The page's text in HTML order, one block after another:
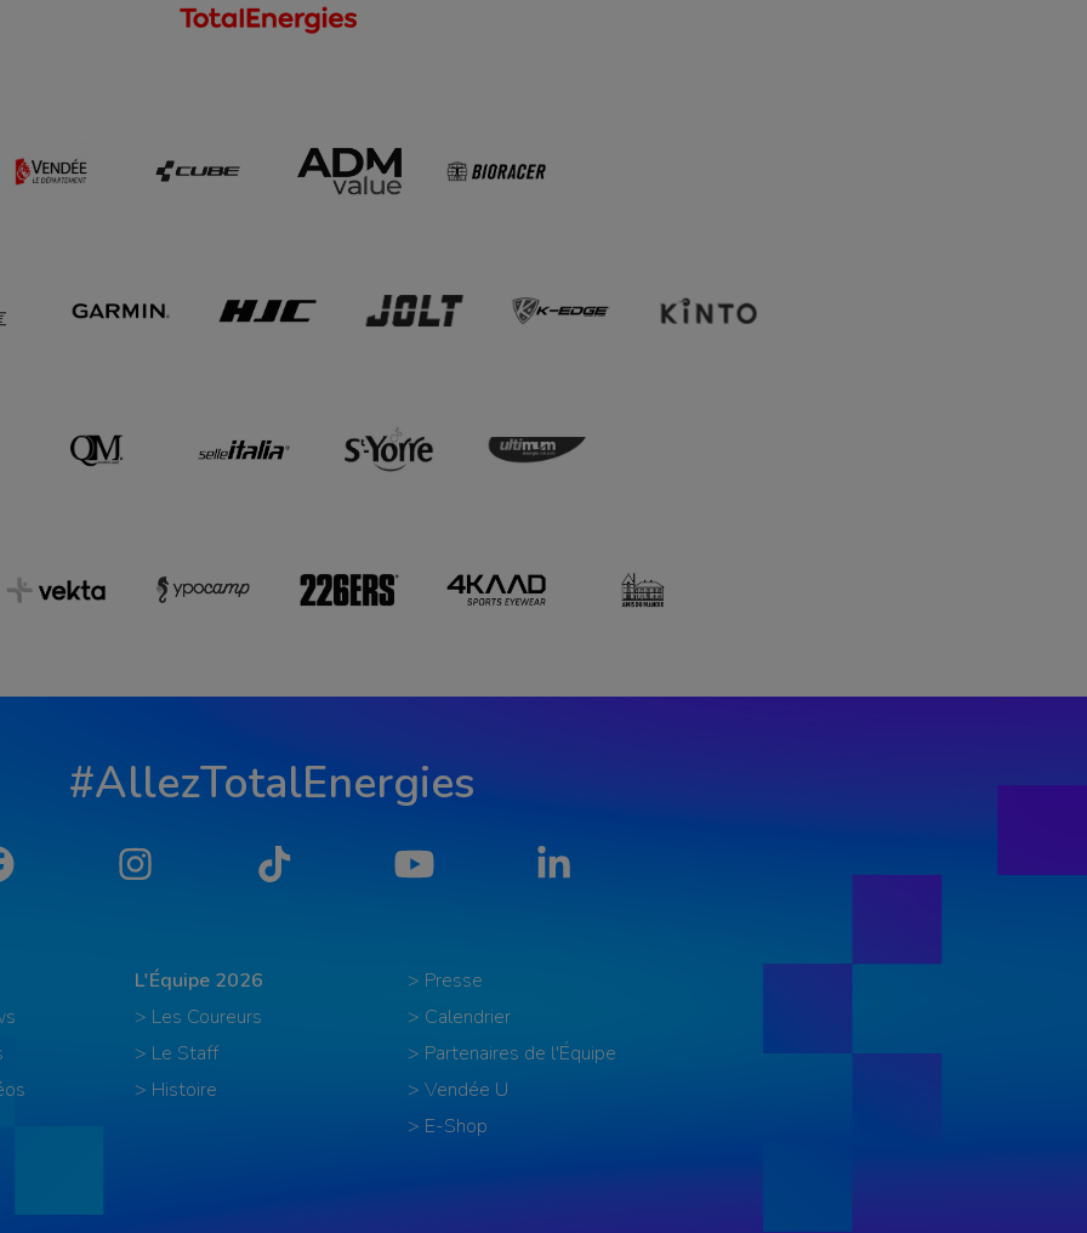
#AllezTotalEnergies
Instagram Tiktok YouTube LinkedIn
L'Équipe 2026
> Les Coureurs
> Le Staff
> Histoire
> Presse
> Calendrier
> Partenaires de l'Équipe
> Vendée U
> E-Shop